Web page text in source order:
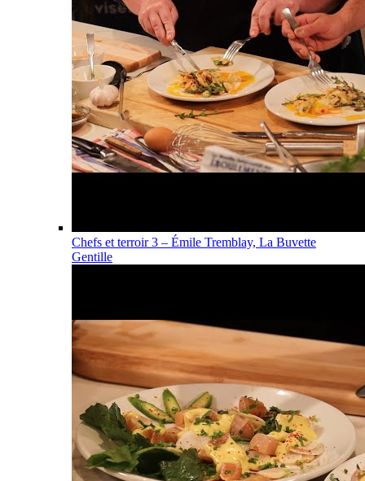
Chefs et terroir 3 – Émile Tremblay, La Buvette
Gentille